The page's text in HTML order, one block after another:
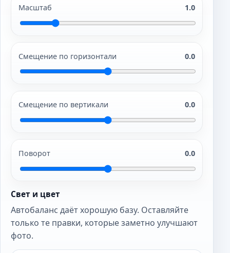
Масштаб 1.0
Смещение по горизонтали 0.0
Смещение по вертикали 0.0
Поворот 0.0
Свет и цвет
Автобаланс даёт хорошую базу. Оставляйте
только те правки, которые заметно улучшают
фото.